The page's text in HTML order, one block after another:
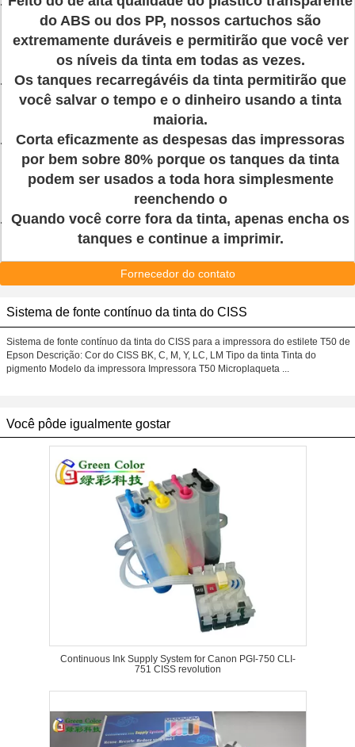
do ABS ou dos PP, nossos cartuchos são
extremamente duráveis e permitirão que você ver
os níveis da tinta em todas as vezes.
Os tanques recarregávéis da tinta permitirão que
você salvar o tempo e o dinheiro usando a tinta
maioria.
Corta eficazmente as despesas das impressoras
por bem sobre 80% porque os tanques da tinta
podem ser usados a toda hora simplesmente
reenchendo o
Quando você corre fora da tinta, apenas encha os
tanques e continue a imprimir.
Fornecedor do contato
Sistema de fonte contínuo da tinta do CISS
Sistema de fonte contínuo da tinta do CISS para a impressora do estilete T50 de
Epson Descrição: Cor do CISS BK, C, M, Y, LC, LM Tipo da tinta Tinta do
pigmento Modelo da impressora Impressora T50 Microplaqueta ...
Você pôde igualmente gostar
Continuous Ink Supply System for Canon PGI-750 CLI-
751 CISS revolution